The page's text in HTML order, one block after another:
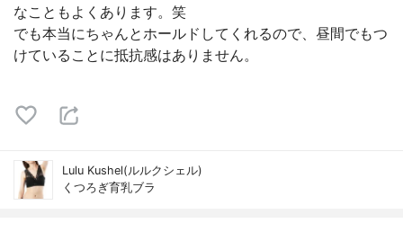
なこともよくあります。笑
でも本当にちゃんとホールドしてくれるので、昼間でもつ
けていることに抵抗感はありません。
Lulu Kushel(ルルクシェル)
くつろぎ育乳ブラ